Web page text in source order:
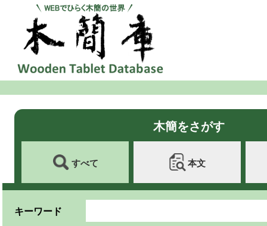
木簡をさがす
すべて 本文
キーワード